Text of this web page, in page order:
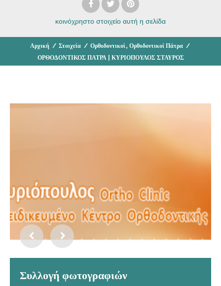
κοινόχρηστο στοιχείο αυτή η σελίδα
Αρχική / Στοιχεία / Ορθοδοντικοί , Ορθοδοντικοί Πάτρα /
ΟΡΘΟΔΟΝΤΙΚΟΣ ΠΑΤΡΑ | ΚΥΡΙΟΠΟΥΛΟΣ ΣΤΑΥΡΟΣ
Συλλογή φωτογραφιών